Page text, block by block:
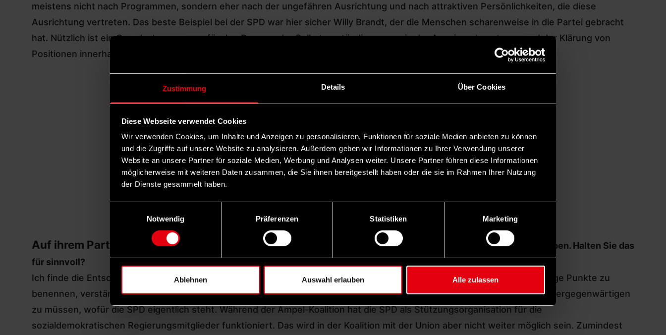
Zustimmung Details Über Cookies
Diese Webseite verwendet Cookies
Wir verwenden Cookies, um Inhalte und Anzeigen zu personalisieren, Funktionen für soziale Medien anbieten zu können
und die Zugriffe auf unsere Website zu analysieren. Außerdem geben wir Informationen zu Ihrer Verwendung unserer
Website an unsere Partner für soziale Medien, Werbung und Analysen weiter. Unsere Partner führen diese Informationen
möglicherweise mit weiteren Daten zusammen, die Sie ihnen bereitgestellt haben oder die sie im Rahmen Ihrer Nutzung
der Dienste gesammelt haben.
Notwendig
Präferenzen Statistiken Marketing
Ablehnen Auswahl erlauben Alle zulassen
meistens nicht nach Programmen, sondern eher nach der ungefähren Ausrichtung und nach attraktiven Persönlichkeiten, die diese
Ausrichtung vertreten. Das beste Beispiel bei der SPD war hier sicher Willy Brandt, der die Menschen scharenweise in die Partei gebracht
hat. Nützlich ist ein Grundsatzprogramm für den Prozess der Selbstverständigung sowie der Auseinandersetzung und der Klärung von
Positionen innerhalb der SPD.
Gesine
Schwan
Nach der verheerenden Niederlage
das Gefühl, sich wieder
vergegenwärtigen zu müssen, wofür
die SPD eigentlich steht.
Auf ihrem Parteitag Ende Juni hat die SPD beschlossen, sich bis 2027 ein neues Grundsatzprogramm zu geben. Halten Sie das
für sinnvoll?
Ich finde die Entscheidung, jetzt ein neues Grundsatzprogramm zu entwickeln oder zumindest in kurzer Zeit einige wichtige Punkte zu
benennen, verständlich. Nach der verheerenden Niederlage bei der Bundestagswahl haben viele das Gefühl, sich wieder vergegenwärtigen
zu müssen, wofür die SPD eigentlich steht. Während der Ampel-Koalition hat die SPD als Stützungsorganisation für die
sozialdemokratischen Regierungsmitglieder funktioniert. Das wird in der Koalition mit der Union aber nicht weiter möglich sein. Zumindest